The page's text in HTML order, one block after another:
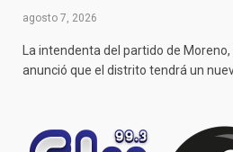
agosto 7, 2026
La intendenta del partido de
anunció que el distrito tendrá un